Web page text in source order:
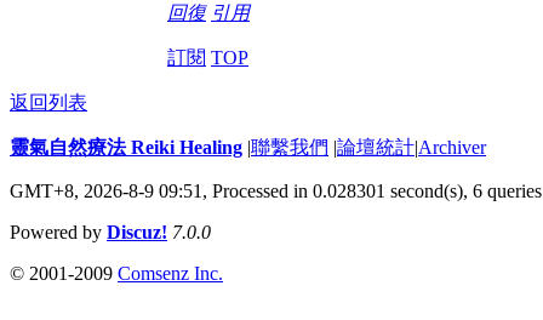
回復 引用
訂閱 TOP
返回列表
靈氣自然療法 Reiki Healing |聯繫我們 |論壇統計|Archiver
GMT+8, 2026-8-9 09:51, Processed in 0.028301 second(s), 6 queries
Powered by Discuz! 7.0.0
© 2001-2009 Comsenz Inc.